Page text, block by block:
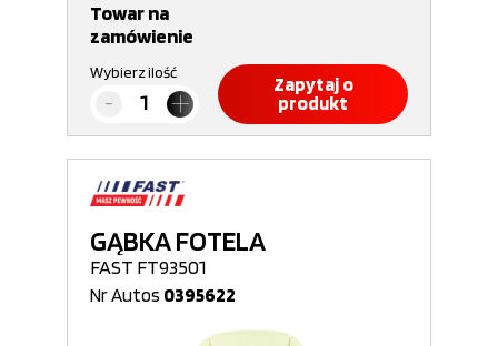
Towar na
zamówienie
Wybierz ilość
Zapytaj o
produkt
GĄBKA FOTELA
FAST FT93501
Nr Autos 0395622